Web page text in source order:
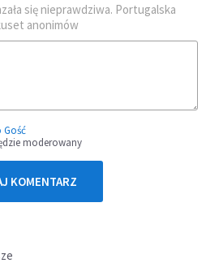
się nieprawdziwa. Portugalska
anonimów
Gość
moderowany
KOMENTARZ